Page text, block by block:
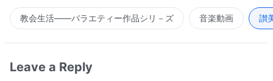
教会生活――バラエティー作品シリ－ズ 音楽動画 讃
Leave a Reply